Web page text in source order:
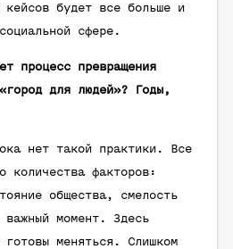
будет все больше и
сфере.
процесс превращения
для людей»? Годы,
нет такой практики. Все
количества факторов:
общества, смелость
момент. Здесь
меняться. Слишком